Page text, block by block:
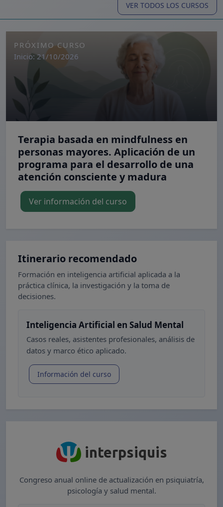
VER TODOS LOS CURSOS
PRÓXIMO CURSO
Inicio: 21/10/2026
Terapia basada en mindfulness en
personas mayores. Aplicación de un
programa para el desarrollo de una
atención consciente y madura
Ver información del curso
Itinerario recomendado
Formación en inteligencia artificial aplicada a la
práctica clínica, la investigación y la toma de
decisiones.
Inteligencia Artificial en Salud Mental
Casos reales, asistentes profesionales, análisis de
datos y marco ético aplicado.
Información del curso
interpsiquis
Congreso anual online de actualización en psiquiatría,
psicología y salud mental.